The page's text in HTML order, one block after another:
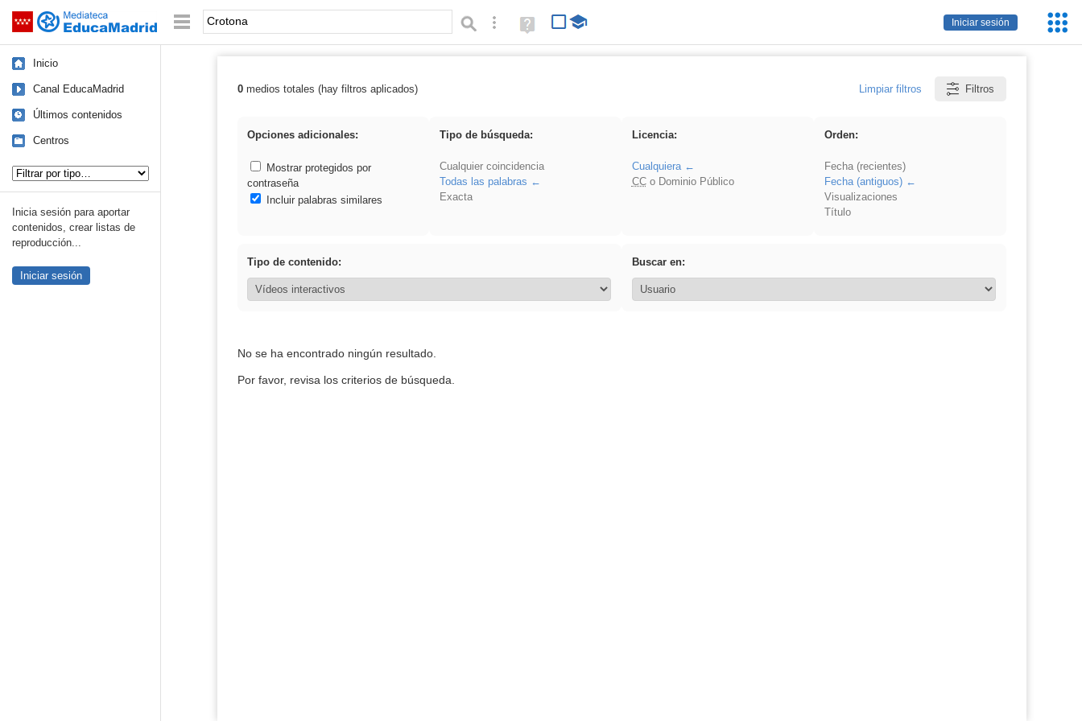
Saltar navegación
Iniciar sesión
Palabra o frase: Búsqueda avanzada
Ayuda
(en
Inicio
Canal EducaMadrid
Últimos contenidos
Centros
Inicia sesión para aportar
contenidos, crear listas de
reproducción...
Iniciar sesión
Resultados de: Crotona
0medios totales (hay filtros aplicados) Limpiar filtros Filtros
Opciones adicionales:
Mostrar protegidos por
contraseña
Incluir palabras similares
Tipo de búsqueda:
Cualquier coincidencia
Todas las palabras
Exacta
Licencia:
Cualquiera
CCo Dominio Público
Orden:
Fecha (recientes)
Fecha (antiguos)
Visualizaciones
Título
Tipo de contenido: Buscar en:
No se ha encontrado ningún resultado.
Por favor, revisa los criterios de búsqueda.